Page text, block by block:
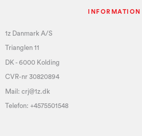
INFORMATION
1z Danmark A/S
Trianglen 11
DK - 6000 Kolding
CVR-nr 30820894
Mail: crj@1z.dk
Telefon: +4575501548